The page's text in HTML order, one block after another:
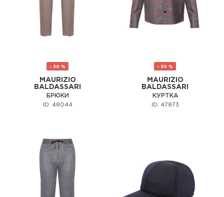
- 30 %
MAURIZIO
BALDASSARI
БРЮКИ
ID: 48044
- 30 %
MAURIZIO
BALDASSARI
КУРТКА
ID: 47873